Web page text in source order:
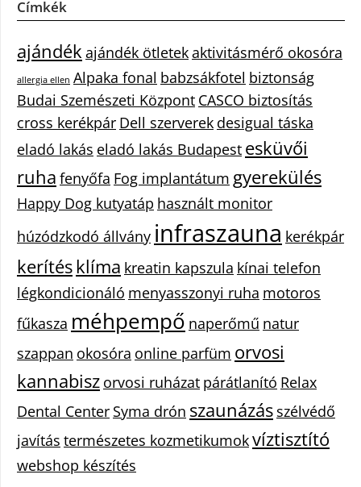
Címkék
ajándékajándék ötletekaktivitásmérő okosóra
allergia ellen Alpaka fonal babzsákfotel biztonság
Budai Szemészeti Központ CASCO biztosítás
cross kerékpár Dell szerverek desigual táska
eladó lakás eladó lakás Budapest esküvői
ruha fenyőfa Fog implantátum gyerekülés
Happy Dog kutyatáp használt monitor
húzódzkodó állvány infraszauna kerékpár
kerítésklíma kreatin kapszula kínai telefon
légkondicionáló menyasszonyi ruha motoros
fűkasza méhpempő naperőmű natur
szappan okosóra online parfüm orvosi
kannabisz orvosi ruházat párátlanító Relax
Dental Center Syma drón szaunázás szélvédő
javítás természetes kozmetikumokvíztisztító
webshop készítés